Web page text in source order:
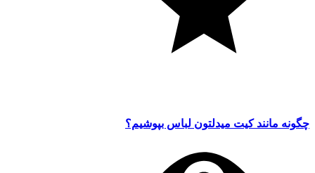
چگونه مانند کیت میدلتون لباس بپوشیم؟